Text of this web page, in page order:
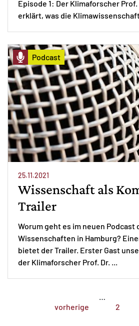
Episode 1: Der Klimaforscher
erklärt, was die Klimawissenschaft
Podcast
25.11.2021
Wissenschaft als
Trailer
Worum geht es im neuen Podcast
Wissenschaften in Hamburg?
bietet der Trailer. Erster Gast
der Klimaforscher Prof. Dr. ...
vorherige
…
2